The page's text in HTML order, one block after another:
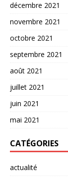
décembre 2021
novembre 2021
octobre 2021
septembre 2021
août 2021
juillet 2021
juin 2021
mai 2021
CATÉGORIES
actualité